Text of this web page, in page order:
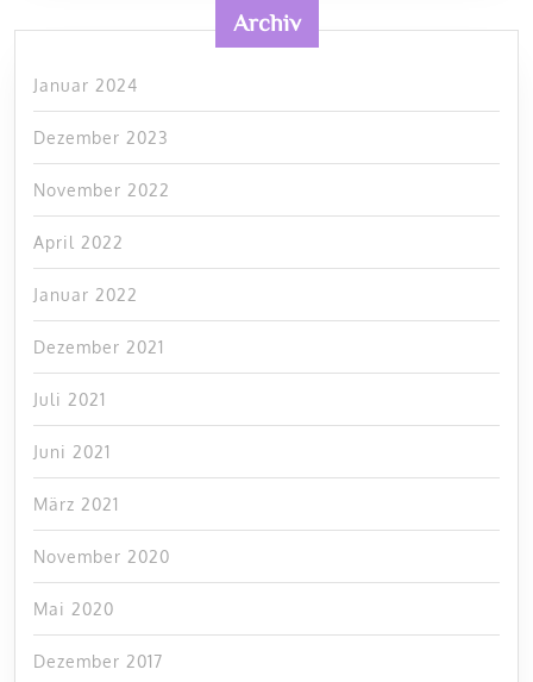
Archiv
Januar 2024
Dezember 2023
November 2022
April 2022
Januar 2022
Dezember 2021
Juli 2021
Juni 2021
März 2021
November 2020
Mai 2020
Dezember 2017